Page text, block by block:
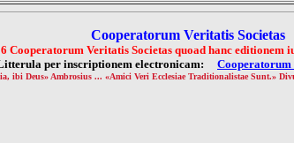
Cooperatorum Veritatis Societas
Cooperatorum Veritatis Societas quoad hanc editionem
per inscriptionem electronicam: Cooperatorum
ibi Deus» Ambrosius ... «Amici Veri Ecclesiae Traditionalistae Sunt.»